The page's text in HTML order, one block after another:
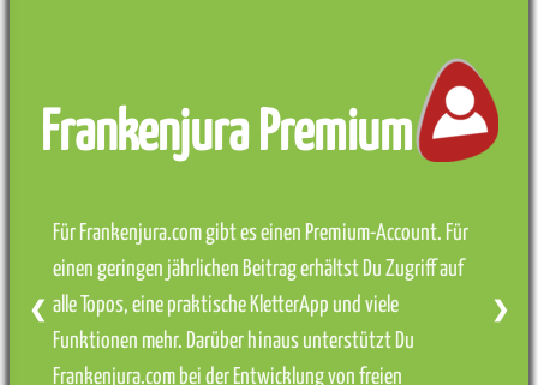
Frankenjura Premium
Für Frankenjura.com gibt es einen Premium-Account. Für
einen geringen jährlichen Beitrag erhältst Du Zugriff auf
alle Topos, eine praktische KletterApp und viele
Funktionen mehr. Darüber hinaus unterstützt Du
Frankenjura.com bei der Entwicklung von freien
❮ ❯